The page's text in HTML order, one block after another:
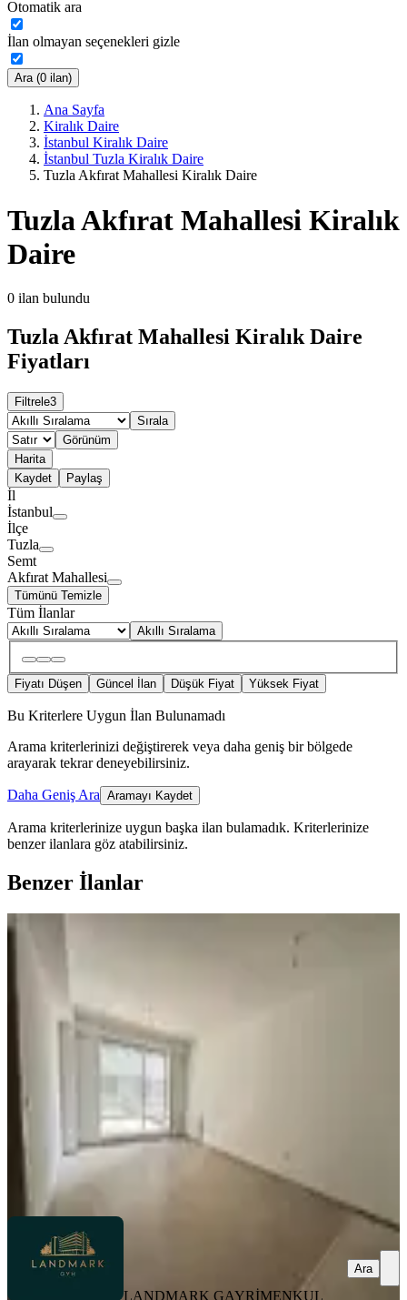
Otomatik ara
İlan olmayan seçenekleri gizle
Ara (0 ilan)
Ana Sayfa
Kiralık Daire
İstanbul Kiralık Daire
İstanbul Tuzla Kiralık Daire
Tuzla Akfırat Mahallesi Kiralık Daire
Tuzla Akfırat Mahallesi Kiralık
Daire
0 ilan bulundu
Tuzla Akfırat Mahallesi Kiralık Daire
Fiyatları
Filtrele3
Sırala
Görünüm
Harita
Kaydet
Paylaş
İl
İstanbul
İlçe
Tuzla
Semt
Akfırat Mahallesi
Tümünü Temizle
Tüm İlanlar
Akıllı Sıralama
Fiyatı Düşen Güncel İlan Düşük Fiyat Yüksek Fiyat
Bu Kriterlere Uygun İlan Bulunamadı
Arama kriterlerinizi değiştirerek veya daha geniş bir bölgede
arayarak tekrar deneyebilirsiniz.
Daha Geniş Ara Aramayı Kaydet
Arama kriterlerinize uygun başka ilan bulamadık. Kriterlerinize
benzer ilanlara göz atabilirsiniz.
Benzer İlanlar
Anatolıa Cıty Verandalı Kiralık 2+1
2+1·100 m²
39.900 ₺
LANDMARK GAYRİMENKUL YATIRIM
HİZMETLERİ
ÖMER FARUK TURHAN
LANDMARK GAYRİMENKUL
Ara